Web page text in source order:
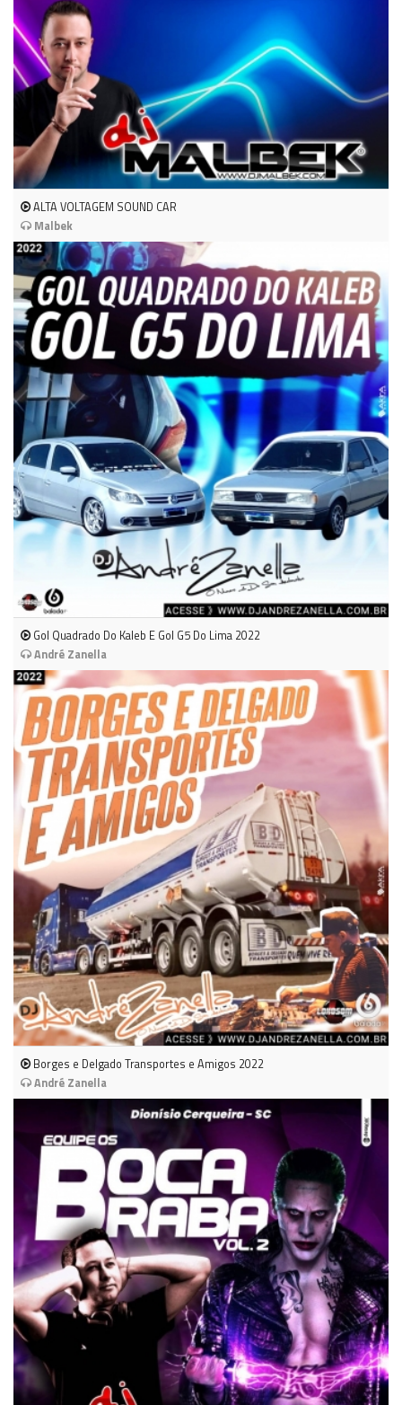
ALTA VOLTAGEM SOUND CAR
Malbek
Gol Quadrado Do Kaleb E Gol G5 Do Lima 2022
André Zanella
Borges e Delgado Transportes e Amigos 2022
André Zanella